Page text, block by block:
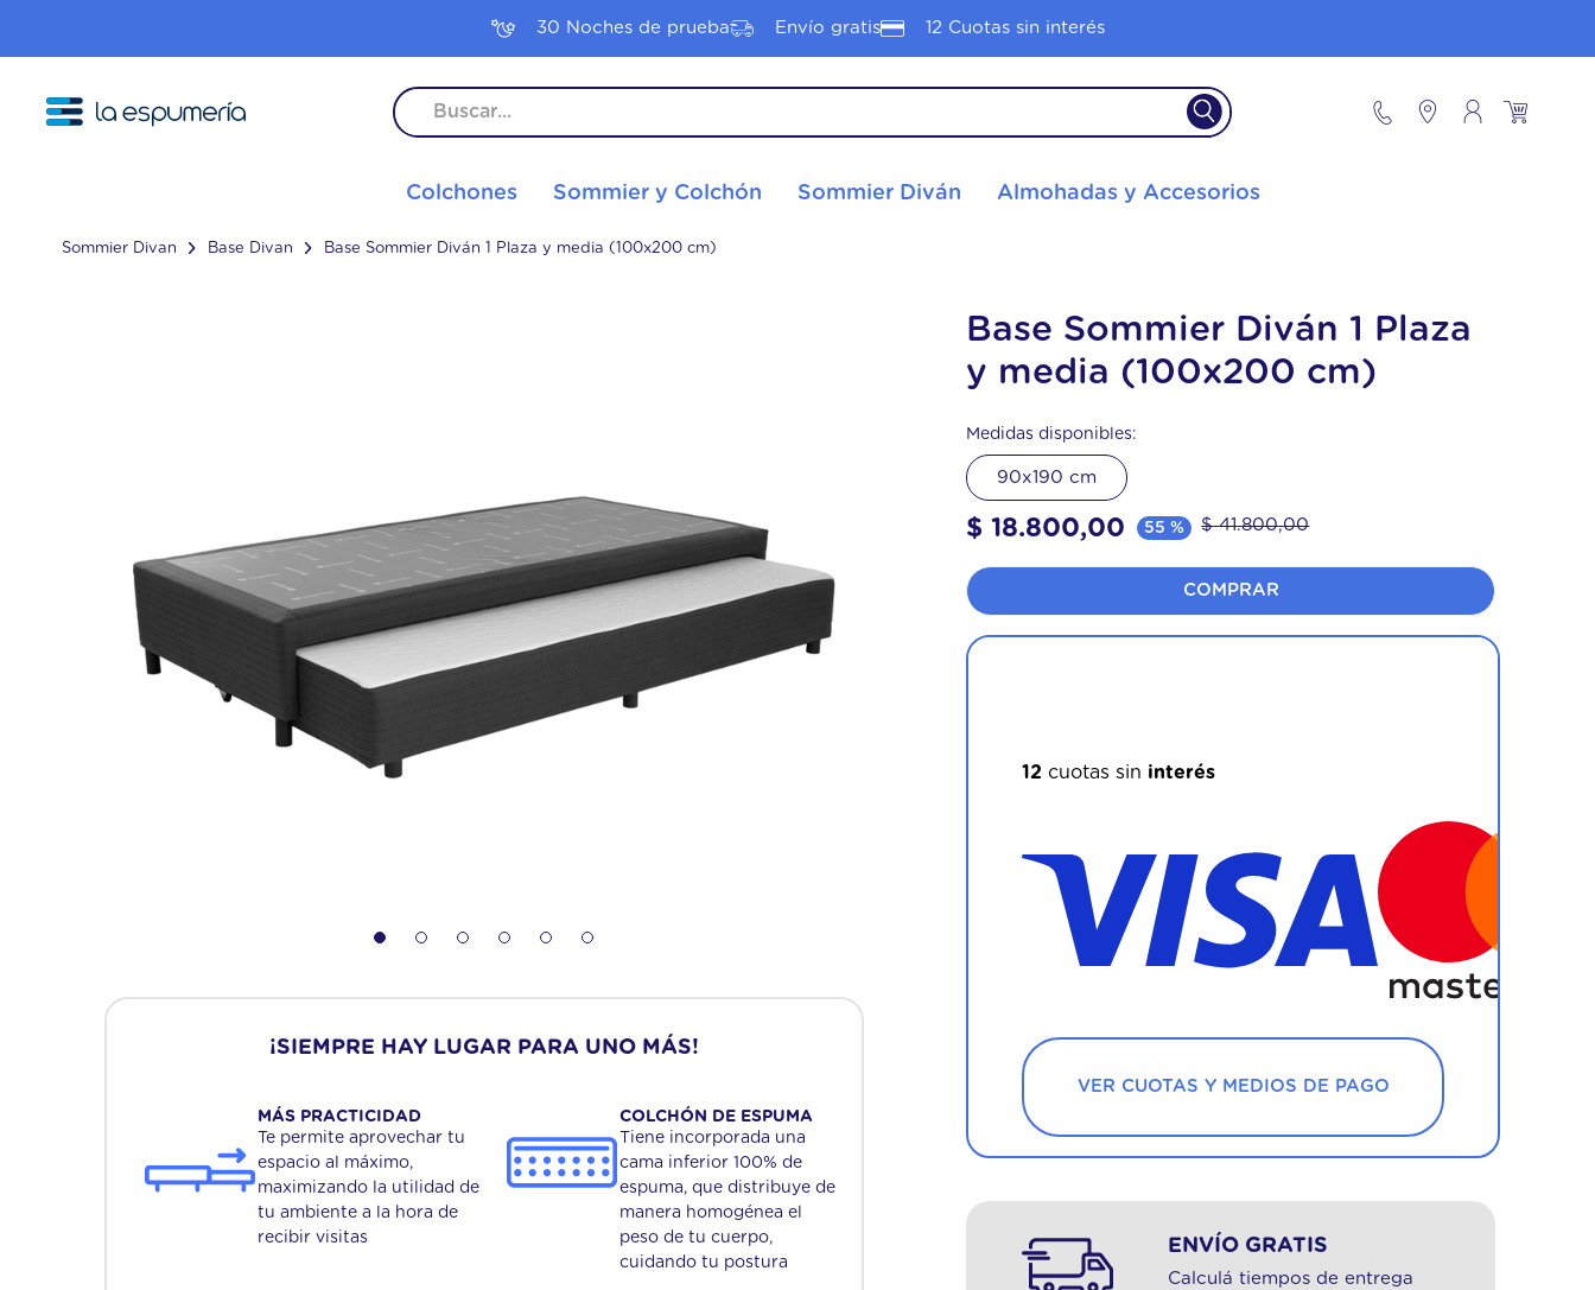
30 Noches de prueba Envío gratis 12 Cuotas sin interés
Colchones Sommier y Colchón Sommier Diván Almohadas y Accesorios
Sommier Divan Base Divan Base Sommier Diván 1 Plaza y media (100x200 cm)
¡SIEMPRE HAY LUGAR PARA UNO MÁS!
MÁS PRACTICIDAD
Te permite aprovechar tu
espacio al máximo,
maximizando la utilidad de
tu ambiente a la hora de
recibir visitas
COLCHÓN DE ESPUMA
Tiene incorporada una
cama inferior 100% de
espuma, que distribuye de
manera homogénea el
peso de tu cuerpo,
cuidando tu postura
Base Sommier Diván 1 Plaza
y media (100x200 cm)
Medidas disponibles:
90x190 cm
$ 18.800,00 55 % $ 41.800,00
COMPRAR
12 cuotas sin interés
VER CUOTAS Y MEDIOS DE PAGO
ENVÍO GRATIS
Calculá tiempos de entrega
1. colchon 2 plazas
2. internacional
jazz
10. rock super